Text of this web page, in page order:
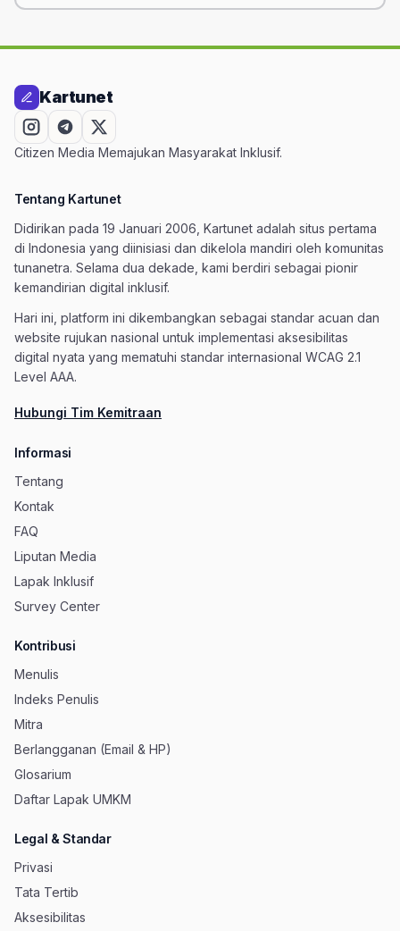
Kartunet
Citizen Media Memajukan Masyarakat Inklusif.
Tentang Kartunet
Didirikan pada 19 Januari 2006, Kartunet adalah situs pertama
di Indonesia yang diinisiasi dan dikelola mandiri oleh komunitas
tunanetra. Selama dua dekade, kami berdiri sebagai pionir
kemandirian digital inklusif.
Hari ini, platform ini dikembangkan sebagai standar acuan dan
website rujukan nasional untuk implementasi aksesibilitas
digital nyata yang mematuhi standar internasional WCAG 2.1
Level AAA.
Hubungi Tim Kemitraan
Informasi
Tentang
Kontak
FAQ
Liputan Media
Lapak Inklusif
Survey Center
Kontribusi
Menulis
Indeks Penulis
Mitra
Berlangganan (Email & HP)
Glosarium
Daftar Lapak UMKM
Legal & Standar
Privasi
Tata Tertib
Aksesibilitas